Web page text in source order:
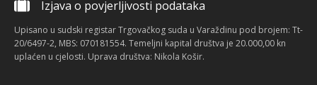
Izjava o povjerljivosti podataka
Upisano u sudski registar Trgovačkog suda u Varaždinu pod brojem: Tt-
20/6497-2, MBS: 070181554. Temeljni kapital društva je 20.000,00 kn
uplaćen u cjelosti. Uprava društva: Nikola Košir.